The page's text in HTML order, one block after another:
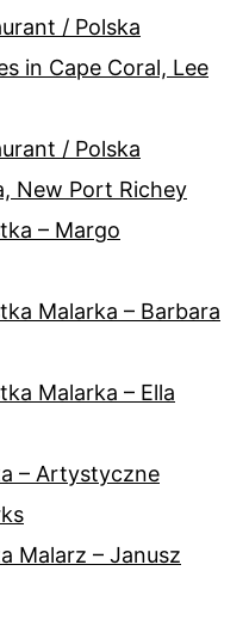
/ Polska
in Cape Coral, Lee
/ Polska
New Port Richey
– Margo
Malarka – Barbara
Malarka – Ella
– Artystyczne
Malarz – Janusz